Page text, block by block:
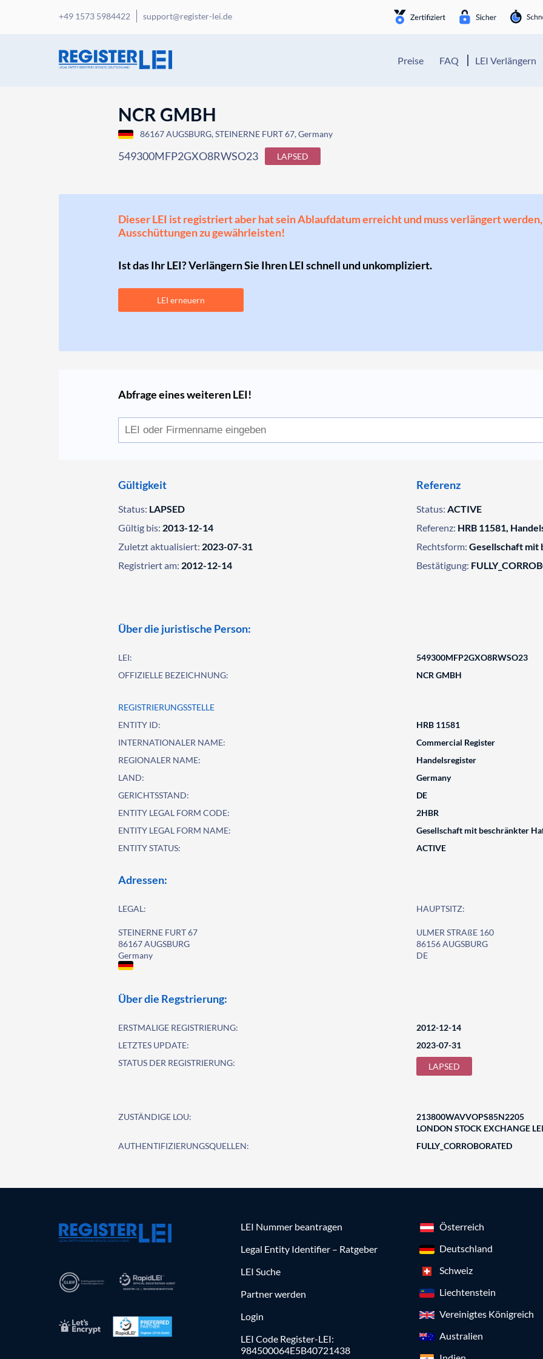
+49 1573 5984422 support@register-lei.de
Preise FAQ LEI Verlängern
NCR GMBH
86167 AUGSBURG, STEINERNE FURT 67, Germany
549300MFP2GXO8RWSO23 LAPSED
Dieser LEI ist registriert aber hat sein Ablaufdatum erreicht und muss verlängert
Ausschüttungen zu gewährleisten!
Ist das Ihr LEI? Verlängern Sie Ihren LEI schnell und unkompliziert.
LEI erneuern
Abfrage eines weiteren LEI!
Gültigkeit
Status: LAPSED
Gültig bis: 2013-12-14
Zuletzt aktualisiert: 2023-07-31
Registriert am: 2012-12-14
Referenz
Status: ACTIVE
Referenz: HRB 11581,
Rechtsform: Gesellschaft mit
Bestätigung:
Über die juristische Person:
LEI:
549300MFP2GXO8RWSO23
OFFIZIELLE BEZEICHNUNG:
NCR GMBH
REGISTRIERUNGSSTELLE
ENTITY ID:
HRB 11581
INTERNATIONALER NAME:
Commercial Register
REGIONALER NAME:
Handelsregister
LAND:
Germany
GERICHTSSTAND:
DE
ENTITY LEGAL FORM CODE:
2HBR
ENTITY LEGAL FORM NAME:
Gesellschaft mit beschränkter
ENTITY STATUS:
ACTIVE
Adressen:
LEGAL:
STEINERNE FURT 67
86167 AUGSBURG
Germany
HAUPTSITZ:
ULMER STRAßE 160
86156 AUGSBURG
DE
Über die Regstrierung:
ERSTMALIGE REGISTRIERUNG:
2012-12-14
LETZTES UPDATE:
2023-07-31
STATUS DER REGISTRIERUNG:
LAPSED
ZUSTÄNDIGE LOU:
213800WAVVOPS85N2205
LONDON STOCK EXCHANGE
AUTHENTIFIZIERUNGSQUELLEN:
FULLY_CORROBORATED
LEI Nummer beantragen
Legal Entity Identifier – Ratgeber
LEI Suche
Partner werden
Login
LEI Code Register-LEI:
984500064E5B40721438
Österreich
Deutschland
Schweiz
Liechtenstein
Vereinigtes Königreich
Australien